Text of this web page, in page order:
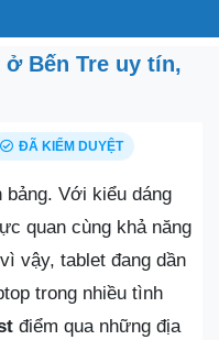
Bến Tre uy tín,
ĐÃ KIỂM DUYỆT
bảng. Với kiểu dáng
quan cùng khả năng
vậy, tablet đang dần
trong nhiều tình
điểm qua những địa